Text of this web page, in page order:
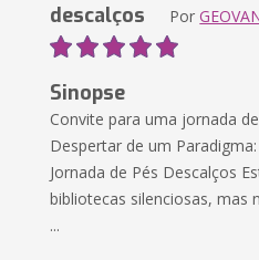
descalços Por
Sinopse
Convite para uma jornada
Despertar de um
Jornada de Pés Descalços
bibliotecas silenciosas, mas
...